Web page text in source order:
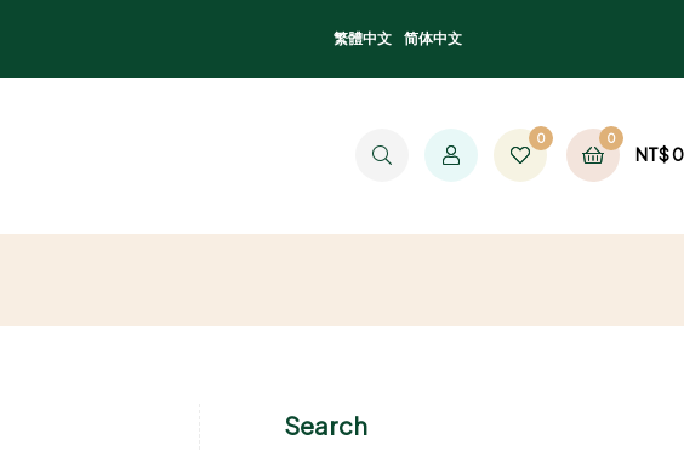
繁體中文 简体中文
0 0
NT$0
Search